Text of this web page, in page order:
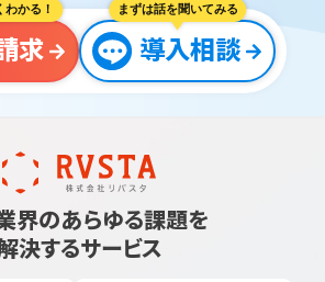
かる！
求
まずは話を聞いてみる
導入相談
界のあらゆる課題を
決するサービス